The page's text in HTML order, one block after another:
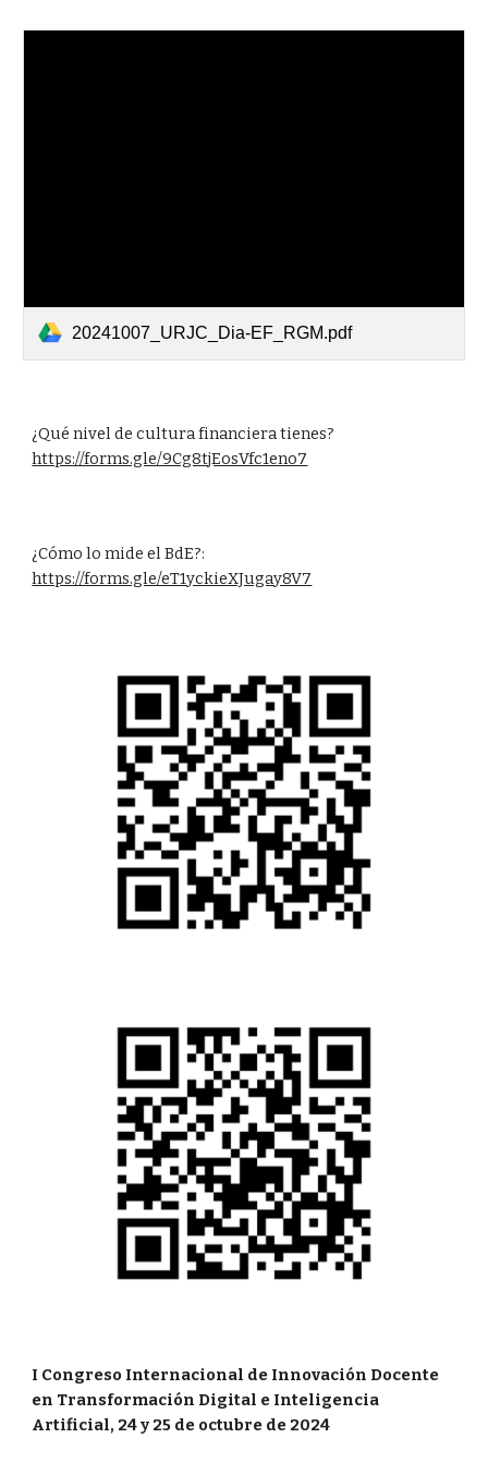
20241007_URJC_Dia-EF_RGM.pdf
¿Qué nivel de cultura financiera tienes?
https://forms.gle/9Cg8tjEosVfc1eno7
¿Cómo lo mide el BdE?:
https://forms.gle/eT1yckieXJugay8V7
I Congreso Internacional de Innovación Docente
en Transformación Digital e Inteligencia
Artificial, 24 y 25 de octubre de 2024